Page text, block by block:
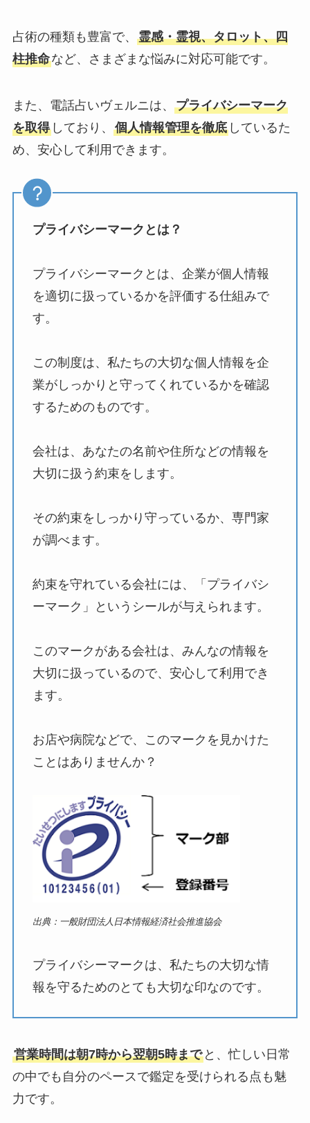
占術の種類も豊富で、 霊感・霊視、タロット、四
柱推命など、さまざまな悩みに対応可能です。
また、電話占いヴェルニは、 プライバシーマーク
を取得しており、 個人情報管理を徹底しているた
め、安心して利用できます。
プライバシーマークとは？
プライバシーマークとは、企業が個人情報
を適切に扱っているかを評価する仕組みで
す。
この制度は、私たちの大切な個人情報を企
業がしっかりと守ってくれているかを確認
するためのものです。
会社は、あなたの名前や住所などの情報を
大切に扱う約束をします。
その約束をしっかり守っているか、専門家
が調べます。
約束を守れている会社には、「プライバシ
ーマーク」というシールが与えられます。
このマークがある会社は、みんなの情報を
大切に扱っているので、安心して利用でき
ます。
お店や病院などで、このマークを見かけた
ことはありませんか？
出典：一般財団法人日本情報経済社会推進協会
プライバシーマークは、私たちの大切な情
報を守るためのとても大切な印なのです。
営業時間は朝7時から翌朝5時までと、忙しい日常
の中でも自分のペースで鑑定を受けられる点も魅
力です。